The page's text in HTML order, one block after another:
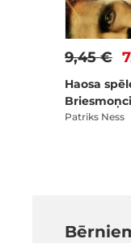
9,45 €
Haosa
Patriks Ness